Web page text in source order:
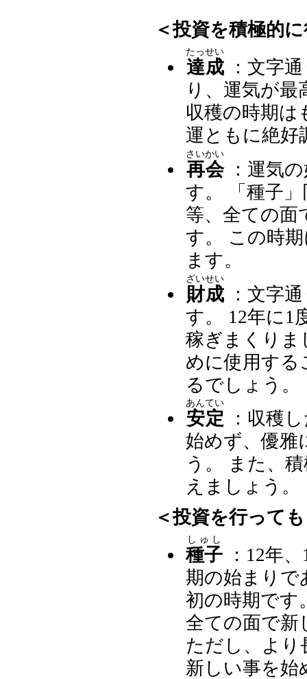
＜投資を積極的
達成
たっせい
：文字
り、運気が
収穫の時期は
運ともに絶好
再会
さいかい
：運気の
す。 「種子
等、全ての面
す。 この時
ます。
財成
ざいせい
：文字
す。 12年に1
稼ぎまくりま
めに使用する
るでしょう。
安定
あんてい
：収穫
始めず、優雅
う。 また、
えましょう。
＜投資を行って
種子
しゅし
：12年
期の始まりで
初の時期です
全ての面で新
ただし、より
新しい事を始